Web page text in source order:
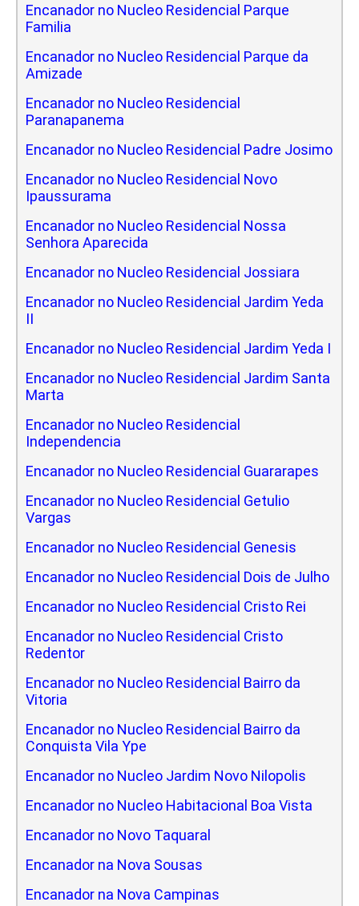
Encanador no Nucleo Residencial Parque
Familia
Encanador no Nucleo Residencial Parque da
Amizade
Encanador no Nucleo Residencial
Paranapanema
Encanador no Nucleo Residencial Padre Josimo
Encanador no Nucleo Residencial Novo
Ipaussurama
Encanador no Nucleo Residencial Nossa
Senhora Aparecida
Encanador no Nucleo Residencial Jossiara
Encanador no Nucleo Residencial Jardim Yeda
II
Encanador no Nucleo Residencial Jardim Yeda I
Encanador no Nucleo Residencial Jardim Santa
Marta
Encanador no Nucleo Residencial
Independencia
Encanador no Nucleo Residencial Guararapes
Encanador no Nucleo Residencial Getulio
Vargas
Encanador no Nucleo Residencial Genesis
Encanador no Nucleo Residencial Dois de Julho
Encanador no Nucleo Residencial Cristo Rei
Encanador no Nucleo Residencial Cristo
Redentor
Encanador no Nucleo Residencial Bairro da
Vitoria
Encanador no Nucleo Residencial Bairro da
Conquista Vila Ype
Encanador no Nucleo Jardim Novo Nilopolis
Encanador no Nucleo Habitacional Boa Vista
Encanador no Novo Taquaral
Encanador na Nova Sousas
Encanador na Nova Campinas